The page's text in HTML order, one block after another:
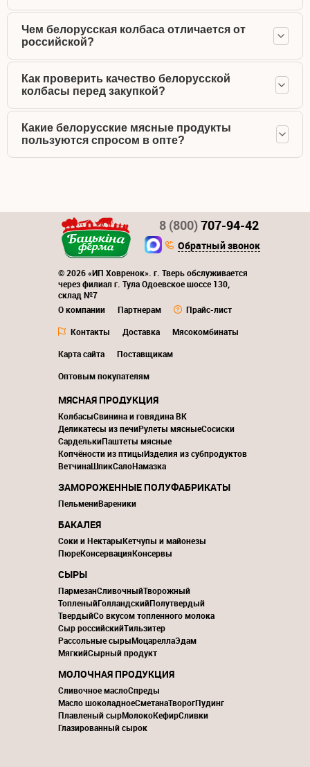
Чем белорусская колбаса отличается от
российской?
Как проверить качество белорусской
колбасы перед закупкой?
Какие белорусские мясные продукты
пользуются спросом в опте?
© 2026 «ИП Ховренок». г. Тверь обслуживается
через филиал г. Тула Одоевское шоссе 130,
склад №7
О компании
Партнерам
Прайс-лист
Контакты
Доставка
Мясокомбинаты
Карта сайта
Поставщикам
Оптовым покупателям
8 (800)707-94-42
Обратный звонок
МЯСНАЯ ПРОДУКЦИЯ
КолбасыСвинина и говядина ВК
Деликатесы из печиРулеты мясныеСосиски
СарделькиПаштеты мясные
Копчёности из птицыИзделия из субпродуктов
ВетчинаШпикСалоНамазка
ЗАМОРОЖЕННЫЕ ПОЛУФАБРИКАТЫ
ПельмениВареники
БАКАЛЕЯ
Соки и НектарыКетчупы и майонезы
ПюреКонсервацияКонсервы
СЫРЫ
ПармезанСливочныйТворожный
ТопленыйГолландскийПолутвердый
ТвердыйСо вкусом топленного молока
Сыр российскийТильзитер
Рассольные сырыМоцареллаЭдам
МягкийСырный продукт
МОЛОЧНАЯ ПРОДУКЦИЯ
Сливочное маслоСпреды
Масло шоколадноеСметанаТворогПудинг
Плавленый сырМолокоКефирСливки
Глазированный сырок